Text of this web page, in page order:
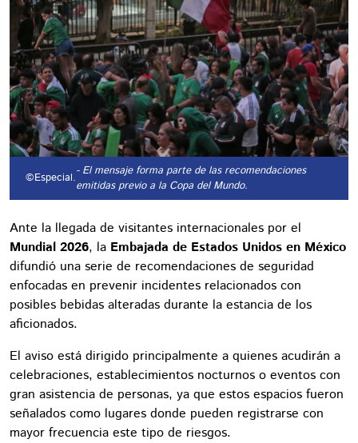
©Especial.- El mensaje forma parte de las recomendaciones
emitidas previo a la Copa del Mundo.
Ante la llegada de visitantes internacionales por el
Mundial 2026, la Embajada de Estados Unidos en México
difundió una serie de recomendaciones de seguridad
enfocadas en prevenir incidentes relacionados con
posibles bebidas alteradas durante la estancia de los
aficionados.
El aviso está dirigido principalmente a quienes acudirán a
celebraciones, establecimientos nocturnos o eventos con
gran asistencia de personas, ya que estos espacios fueron
señalados como lugares donde pueden registrarse con
mayor frecuencia este tipo de riesgos.